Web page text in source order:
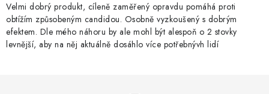
Velmi dobrý produkt, cíleně zaměřený opravdu pomáhá proti
obtížím způsobeným candidou. Osobně vyzkoušený s dobrým
efektem. Dle mého náhoru by ale mohl být alespoň o 2 stovky
levnější, aby na něj aktuálně dosáhlo více potřebnývh lidí